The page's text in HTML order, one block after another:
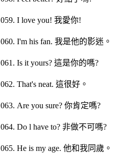
059. I love you! 我愛你!
060. I'm his fan. 我是他的影迷。
061. Is it yours? 這是你的嗎?
062. That's neat. 這很好。
063. Are you sure? 你肯定嗎?
064. Do l have to? 非做不可嗎?
065. He is my age. 他和我同歲。